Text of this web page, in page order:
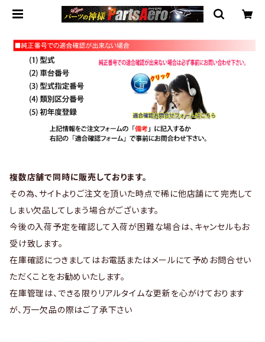
複数店舗で同時に販売しております。
その為、サイトよりご注文を頂いた時点で稀に他店舗にて完売して
しまい欠品してしまう場合がございます。
今後の入荷予定を確認して入荷が困難な場合は、キャンセルもお
受け致します。
在庫確認につきましてはお電話またはメールにて予めお問合せい
ただくことをお勧めいたします。
在庫管理は、できる限りリアルタイムな更新を心がけております
が、万一欠品の際はご了承下さい